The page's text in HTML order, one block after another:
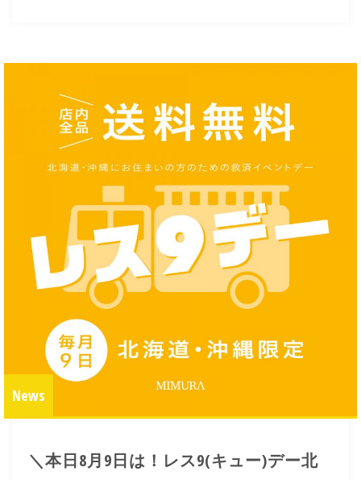
News
＼本日8月9日は！レス9(キュー)デー北